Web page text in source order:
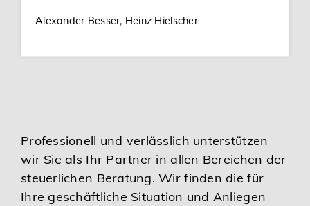
Alexander Besser, Heinz Hielscher
Professionell und verlässlich unterstützen
wir Sie als Ihr Partner in allen Bereichen der
steuerlichen Beratung. Wir finden die für
Ihre geschäftliche Situation und Anliegen